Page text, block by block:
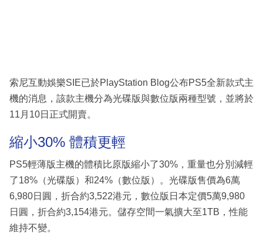
區
索尼互動娛樂SIE已於PlayStation Blog公布PS5全新款式主
機的消息，該款主機分為光碟版與數位版兩種型號，並將於
11月10日正式開賣。
縮小30% 體積更輕
PS5輕薄版主機的體積比原版縮小了30%，重量也分別減輕
了18%（光碟版）和24%（數位版）。光碟版售價為6萬
6,980日圓，折合約3,522港元，數位版日本定價5萬9,980
日圓，折合約3,154港元。儲存空間一氣擴大至1TB，性能
維持不變。